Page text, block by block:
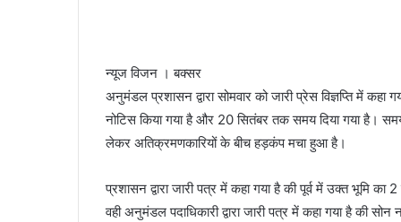
a
i
l
न्यूज विजन । बक्सर
अनुमंडल प्रशासन द्वारा सोमवार को जारी प्रेस विज्ञप्ति में
नोटिस किया गया है और 20 सितंबर तक समय दिया गया है।
लेकर अतिक्रमणकारियों के बीच हड़कंप मचा हुआ है।
प्रशासन द्वारा जारी पत्र में कहा गया है की पूर्व में उक्त भूमि
वही अनुमंडल पदाधिकारी द्वारा जारी पत्र में कहा गया है